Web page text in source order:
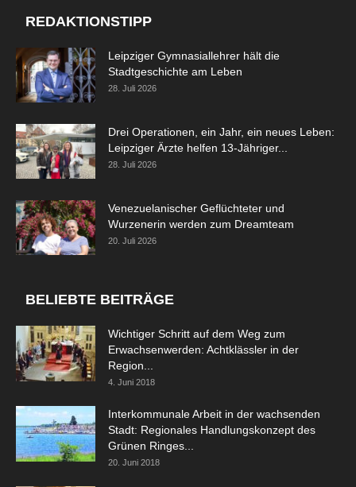
REDAKTIONSTIPP
Leipziger Gymnasiallehrer hält die
Stadtgeschichte am Leben
28. Juli 2026
Drei Operationen, ein Jahr, ein neues Leben:
Leipziger Ärzte helfen 13-Jähriger...
28. Juli 2026
Venezuelanischer Geflüchteter und
Wurzenerin werden zum Dreamteam
20. Juli 2026
BELIEBTE BEITRÄGE
Wichtiger Schritt auf dem Weg zum
Erwachsenwerden: Achtklässler in der
Region...
4. Juni 2018
Interkommunale Arbeit in der wachsenden
Stadt: Regionales Handlungskonzept des
Grünen Ringes...
20. Juni 2018